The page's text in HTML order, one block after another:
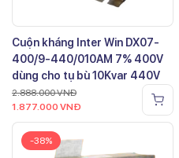
Cuộn kháng Inter Win DX07-
400/9-440/010AM 7% 400V
dùng cho tụ bù 10Kvar 440V
2.888.000VNĐ
1.877.000 VNĐ
-38%